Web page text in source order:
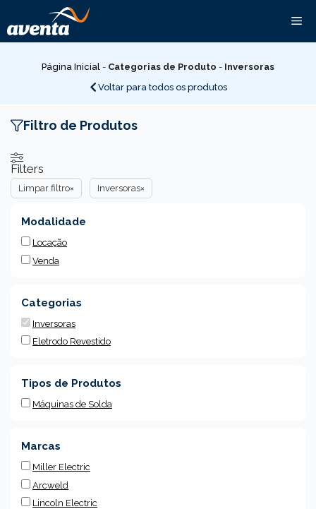
para
o
conteúdoPágina Inicial - Categorias de Produto - Inversoras
Voltar para todos os produtos
Filtro de Produtos
Filters
Limpar filtro× Inversoras×
Modalidade
Locação
Venda
Categorias
Inversoras
Eletrodo Revestido
Tipos de Produtos
Máquinas de Solda
Marcas
Miller Electric
Arcweld
Lincoln Electric